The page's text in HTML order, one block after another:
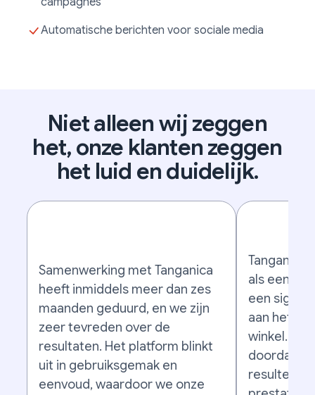
Automatische berichten voor sociale media
Niet alleen wij zeggen
het, onze klanten zeggen
het luid en duidelijk.
Samenwerking met Tanganica
heeft inmiddels meer dan zes
maanden geduurd, en we zijn
zeer tevreden over de
resultaten. Het platform blinkt
uit in gebruiksgemak en
eenvoud, waardoor we onze
Tanganica
als een
een
aan het
winkel.
doordacht
resulteert